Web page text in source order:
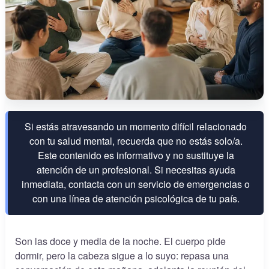
Si estás atravesando un momento difícil relacionado
con tu salud mental, recuerda que no estás solo/a.
Este contenido es informativo y no sustituye la
atención de un profesional. Si necesitas ayuda
inmediata, contacta con un servicio de emergencias o
con una línea de atención psicológica de tu país.
Son las doce y media de la noche. El cuerpo pide
dormir, pero la cabeza sigue a lo suyo: repasa una